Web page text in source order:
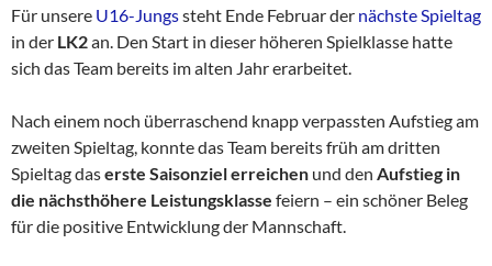
Für unsere U16-Jungssteht Ende Februar der nächste Spieltag
in der LK2an. Den Start in dieser höheren Spielklasse hatte
sich das Team bereits im alten Jahr erarbeitet.
Nach einem noch überraschend knapp verpassten Aufstieg am
zweiten Spieltag, konnte das Team bereits früh am dritten
Spieltag daserste Saisonziel erreichen und den Aufstieg in
die nächsthöhere Leistungsklasse feiern – ein schöner Beleg
für die positive Entwicklung der Mannschaft.